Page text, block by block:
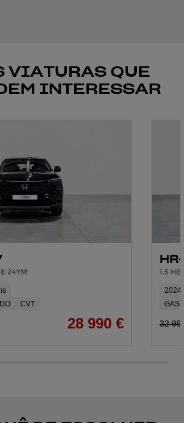
VIATURAS QUE
INTERESSAR
24YM
CVT
28 990 €
1.5
2024
32